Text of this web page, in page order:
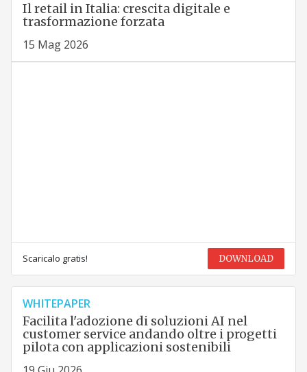
Il retail in Italia: crescita digitale e
trasformazione forzata
15 Mag 2026
Scaricalo gratis! DOWNLOAD
WHITEPAPER
Facilita l'adozione di soluzioni AI nel
customer service andando oltre i progetti
pilota con applicazioni sostenibili